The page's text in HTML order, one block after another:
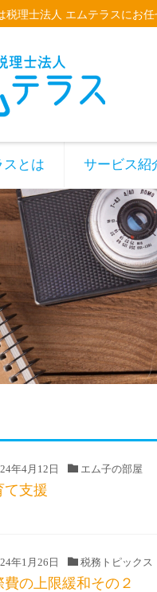
理士法人 エムテラスにお任
スとは サービス紹
年4月12日 エム子の部屋
て支援
年1月26日 税務トピックス
費の上限緩和その２